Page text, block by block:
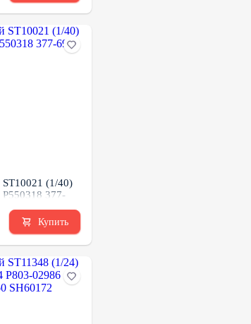
(1/40)
P550318 377-
Купить